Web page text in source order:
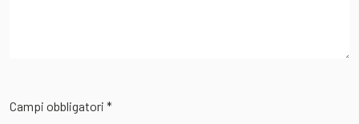
Campi obbligatori *